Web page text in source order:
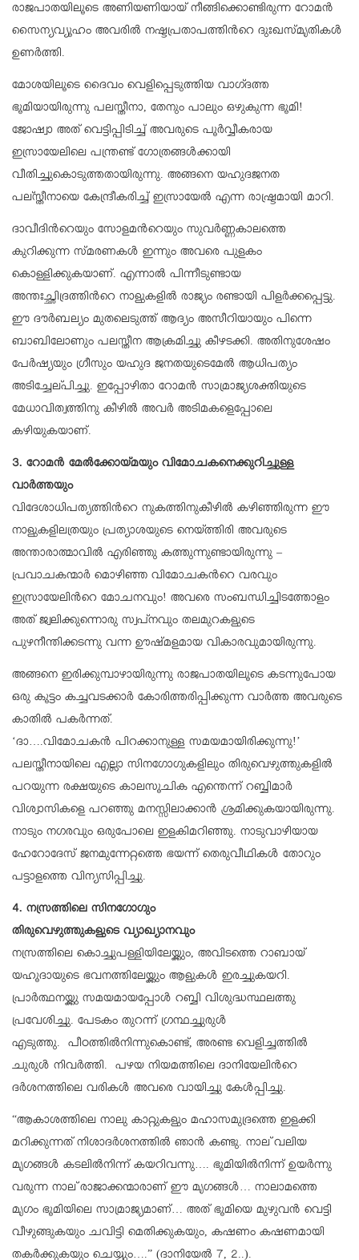
രാജപാതയിലൂടെ അണിയണിയായ് നീങ്ങിക്കൊണ്ടിരുന്ന റോമന്‍
സൈന്യവ്യൂഹം അവരില്‍ നഷ്ടപ്രതാപത്തിന്‍റെ ദുഃഖസ്മൃതികള്‍
ഉണര്‍ത്തി.
മോശയിലൂടെ ദൈവം വെളിപ്പെടുത്തിയ വാഗ്ദത്ത
ഭൂമിയായിരുന്നു പലസ്തീനാ, തേനും പാലും ഒഴുകുന്ന ഭൂമി!
ജോഷ്വാ അത് വെട്ടിപ്പിടിച്ച് അവരുടെ പൂര്‍വ്വീകരായ
ഇസ്രായേലിലെ പന്ത്രണ്ട് ഗോത്രങ്ങള്‍ക്കായി
വീതിച്ചുകൊടുത്തതായിരുന്നു. അങ്ങനെ യഹുദജനത
പല്സ്തീനായെ കേന്ദ്രീകരിച്ച് ഇസ്രായേല്‍ എന്ന രാഷ്ട്രമായി മാറി.
ദാവീദിന്‍റെയും സോളമന്‍റെയും സുവര്‍ണ്ണകാലത്തെ
കുറിക്കുന്ന സ്മരണകള്‍ ഇന്നും അവരെ പുളകം
കൊള്ളിക്കുകയാണ്. എന്നാല്‍ പിന്നീടുണ്ടായ
അന്തഃച്ഛിദ്രത്തിന്‍റെ നാളുകളില്‍ രാജ്യം രണ്ടായി പിളര്‍ക്കപ്പെട്ടു.
ഈ ദൗര്‍ബല്യം മുതലെടുത്ത് ആദ്യം അസീറിയായും പിന്നെ
ബാബിലോണും പലസ്തീന ആക്രമിച്ചു കീഴടക്കി. അതിനുശേഷം
പേര്‍ഷ്യയും ഗ്രീസും യഹുദ ജനതയുടെമേല്‍ ആധിപത്യം
അടിച്ചേല്പിച്ചു. ഇപ്പോഴിതാ റോമന്‍ സാമ്രാജ്യശക്തിയുടെ
മേധാവിത്വത്തിനു കീഴില്‍ അവര്‍ അടിമകളെപ്പോലെ
കഴിയുകയാണ്.
3. റോമന്‍ മേല്‍ക്കോയ്മയും വിമോചകനെക്കുറിച്ചുള്ള
വാര്‍ത്തയും
വിദേശാധിപത്യത്തിന്‍റെ നുകത്തിനുകീഴില്‍ കഴിഞ്ഞിരുന്ന ഈ
നാളുകളിലത്രയും പ്രത്യാശയുടെ നെയ്ത്തിരി അവരുടെ
അന്താരാത്മാവില്‍ എരിഞ്ഞു കത്തുന്നുണ്ടായിരുന്നു –
പ്രവാചകന്മാര്‍ മൊഴിഞ്ഞ വിമോചകന്‍റെ വരവും
ഇസ്രായേലിന്‍റെ മോചനവും! അവരെ സംബന്ധിച്ചിടത്തോളം
അത് ജ്വലിക്കുന്നൊരു സ്വപ്നവും തലമുറകളുടെ
പുഴനീന്തിക്കടന്നു വന്ന ഊഷ്മളമായ വികാരവുമായിരുന്നു.
അങ്ങനെ ഇരിക്കുമ്പാഴായിരുന്നു രാജപാതയിലൂടെ കടന്നുപോയ
ഒരു കൂട്ടം കച്ചവടക്കാര്‍ കോരിത്തരിപ്പിക്കുന്ന വാര്‍ത്ത അവരുടെ
കാതില്‍ പകര്‍ന്നത്.
‘ദാ….വിമോചകന്‍ പിറക്കാനുള്ള സമയമായിരിക്കുന്നു!’
പലസ്തീനായിലെ എല്ലാ സിനഗോഗുകളിലും തിരുവെഴുത്തുകളില്‍
പറയുന്ന രക്ഷയുടെ കാലസൂചിക എന്തെന്ന് റബ്ബിമാര്‍
വിശ്വാസികളെ പറഞ്ഞു മനസ്സിലാക്കാന്‍ ശ്രമിക്കുകയായിരുന്നു.
നാടും നഗരവും ഒരുപോലെ ഇളകിമറിഞ്ഞു. നാടുവാഴിയായ
ഹേറോദേസ് ജനമുന്നേറ്റത്തെ ഭയന്ന് തെരുവീഥികള്‍ തോറും
പട്ടാളത്തെ വിന്യസിപ്പിച്ചു.
4. നസ്രത്തിലെ സിനഗോഗും
തിരുവെഴുത്തുകളുടെ വ്യാഖ്യാനവും
നസ്രത്തിലെ കൊച്ചുപള്ളിയിലേയ്ക്കും, അവിടത്തെ റാബായ്
യഹൂദായുടെ ഭവനത്തിലേയ്ക്കും ആളുകള്‍ ഇരച്ചുകയറി.
പ്രാര്‍ത്ഥനയ്ക്കു സമയമായപ്പോള്‍ റബ്ബി വിശുദ്ധസ്ഥലത്തു
പ്രവേശിച്ചു. പേടകം തുറന്ന് ഗ്രന്ഥച്ചുരുള്‍
എടുത്തു. പീഠത്തില്‍നിന്നുകൊണ്ട്, അരണ്ട വെളിച്ചത്തില്‍
ചുരുള്‍ നിവര്‍ത്തി. പഴയ നിയമത്തിലെ ദാനിയേലിന്‍റെ
ദര്‍ശനത്തിലെ വരികള്‍ അവരെ വായിച്ചു കേള്‍പ്പിച്ചു.
“ആകാശത്തിലെ നാലു കാറ്റുകളും മഹാസമുദ്രത്തെ ഇളക്കി
മറിക്കുന്നത് നിശാദര്‍ശനത്തില്‍ ഞാന്‍ കണ്ടു. നാല് വലിയ
മൃഗങ്ങള്‍ കടലില്‍നിന്ന് കയറിവന്നു…. ഭൂമിയില്‍നിന്ന് ഉയര്‍ന്നു
വരുന്ന നാല് രാജാക്കന്മാരാണ് ഈ മൃഗങ്ങള്‍… നാലാമത്തെ
മൃഗം ഭൂമിയിലെ സാമ്രാജ്യമാണ്… അത് ഭൂമിയെ മുഴുവന്‍ വെട്ടി
വീഴുങ്ങുകയും ചവിട്ടി മെതിക്കുകയും, കഷണം കഷണമായി
തകര്‍ക്കുകയും ചെയ്യും….” (ദാനിയേല്‍ 7, 2..).